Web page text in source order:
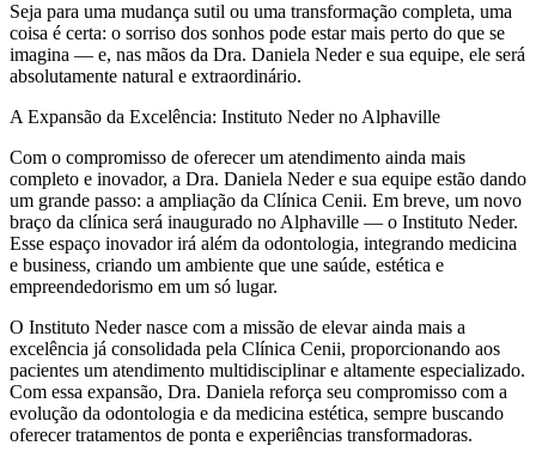
Seja para uma mudança sutil ou uma transformação completa, uma
coisa é certa: o sorriso dos sonhos pode estar mais perto do que se
imagina — e, nas mãos da Dra. Daniela Neder e sua equipe, ele será
absolutamente natural e extraordinário.
A Expansão da Excelência: Instituto Neder no Alphaville
Com o compromisso de oferecer um atendimento ainda mais
completo e inovador, a Dra. Daniela Neder e sua equipe estão dando
um grande passo: a ampliação da Clínica Cenii. Em breve, um novo
braço da clínica será inaugurado no Alphaville — o Instituto Neder.
Esse espaço inovador irá além da odontologia, integrando medicina
e business, criando um ambiente que une saúde, estética e
empreendedorismo em um só lugar.
O Instituto Neder nasce com a missão de elevar ainda mais a
excelência já consolidada pela Clínica Cenii, proporcionando aos
pacientes um atendimento multidisciplinar e altamente especializado.
Com essa expansão, Dra. Daniela reforça seu compromisso com a
evolução da odontologia e da medicina estética, sempre buscando
oferecer tratamentos de ponta e experiências transformadoras.